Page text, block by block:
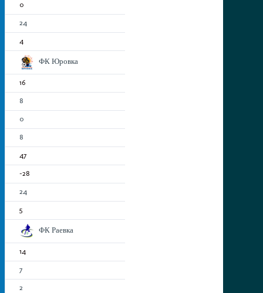
0
24
4
ФК Юровка
16
8
0
8
47
-28
24
5
ФК Раевка
14
7
2